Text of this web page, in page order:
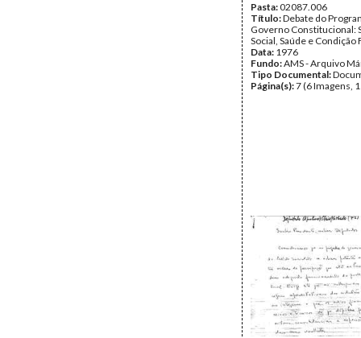
Pasta:02087.006
Título:Debate do
Governo Constitucional:
Social, Saúde e Condição
Data: 1976
Fundo:AMS - Arquivo
Tipo Documental:
Página(s):7 (6 Imagens,